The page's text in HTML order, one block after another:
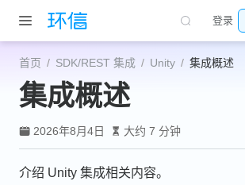
跳至主要內容
登录
首页 SDK/REST 集成 Unity 集成概述
集成概述
2026年8月4日 大约 7 分钟
介绍 Unity 集成相关内容。